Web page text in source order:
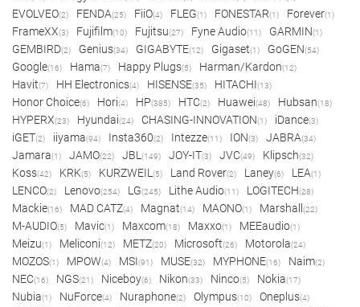
EVOLVEO(2) FENDA(25) FiiO(4) FLEG(1) FONESTAR(1) Forever(1)
FrameXX(3) Fujifilm(10) Fujitsu(27) Fyne Audio(11) GARMIN(1)
GEMBIRD(2) Genius(34) GIGABYTE(12) Gigaset(1) GoGEN(54)
Google(16) Hama(7) Happy Plugs(5) Harman/Kardon(12)
Havit(7) HH Electronics(4) HISENSE(35) HITACHI(13)
Honor Choice(6) Hori(4) HP(385) HTC(2) Huawei(48) Hubsan(18)
HYPERX(23) Hyundai(24) CHASING-INNOVATION(1) iDance(3)
iGET(2) iiyama(94) Insta360(2) Intezze(11) ION(3) JABRA(34)
Jamara(1) JAMO(22) JBL (149) JOY-IT(3) JVC(49) Klipsch(32)
Koss(42) KRK(5) KURZWEIL (5) Land Rover(2) Laney(6) LEA(1)
LENCO(2) Lenovo(254) LG(245) Lithe Audio(11) LOGITECH(28)
Mackie(16) MAD CATZ(4) Magnat(14) MAONO(1) Marshall (22)
M-AUDIO(5) Mavic(1) Maxcom(18) Maxxo(1) MEEaudio(1)
Meizu(1) Meliconi(12) METZ(20) Microsoft(26) Motorola(24)
MOZOS(1) MPOW(4) MSI(91) MUSE(32) MYPHONE(16) Naim(2)
NEC(16) NGS(21) Niceboy(6) Nikon(33) Ninco(5) Nokia(17)
Nubia(1) NuForce(4) Nuraphone(2) Olympus(10) Oneplus(4)